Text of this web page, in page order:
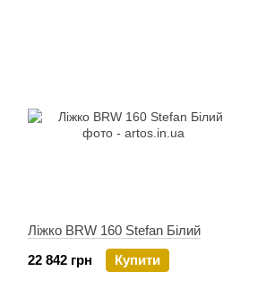
Ліжко BRW 160 Stefan Білий
22 842 грн
Купити